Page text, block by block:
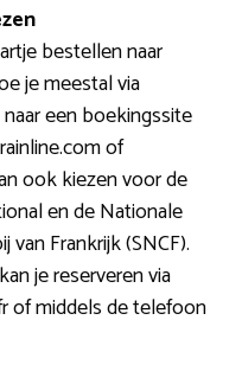
bestellen naar
je meestal via
een boekingssite
of
ook kiezen voor de
en de Nationale
Frankrijk (SNCF).
je reserveren via
of middels de telefoon